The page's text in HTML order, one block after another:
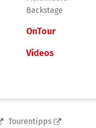
Backstage
OnTour
Videos
Tourentipps